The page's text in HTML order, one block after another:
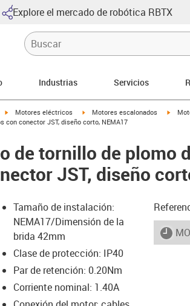
Explore el mercado de robótica RBTX
Industrias Servicios
igus-icon-arrow-right
Motores eléctricos igus-icon-arrow-right
Motores escalonados igus-
conector JST, diseño corto, NEMA17
de tornillo de plomo
JST, diseño
lupe
lupe
lupe
lupe
lupe
Tamaño de instalación:
NEMA17/Dimensión de la
brida 42mm
Clase de protección: IP40
Par de retención: 0.20Nm
Corriente nominal: 1.40A